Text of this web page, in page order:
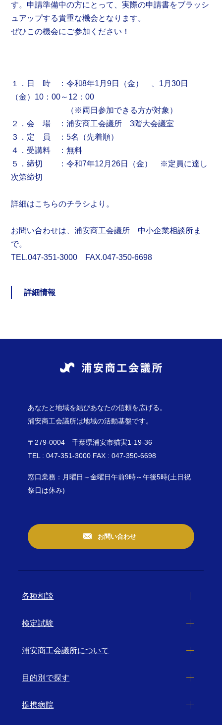
す。申請準備中の方にとって、実際の申請書をブラッシ
ュアップする貴重な機会となります。
ぜひこの機会にご参加ください！
１．日 時 ：令和8年1月9日（金） 、1月30日
（金）10：00～12：00
（※両日参加できる方が対象）
２．会 場 ：浦安商工会議所 3階大会議室
３．定 員 ：5名（先着順）
４．受講料 ：無料
５．締切 ：令和7年12月26日（金） ※定員に達し
次第締切
詳細はこちらのチラシより。
お問い合わせは、浦安商工会議所 中小企業相談所ま
で。
TEL.047-351-3000 FAX.047-350-6698
詳細情報
あなたと地域を結びあなたの信頼を広げる。
浦安商工会議所は地域の活動基盤です。
〒279-0004 千葉県浦安市猫実1-19-36
TEL : 047-351-3000 FAX : 047-350-6698
窓口業務：月曜日～金曜日午前9時～午後5時(土日祝
祭日は休み)
お問い合わせ
各種相談
検定試験
浦安商工会議所について
目的別で探す
提携病院